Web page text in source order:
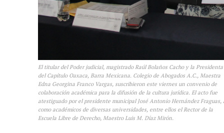
El titular del Poder judicial, magistrado Raúl Bolaños Cacho y la Presidenta
del Capítulo Oaxaca, Barra Mexicana. Colegio de Abogados A.C., Maestra
Edna Georgina Franco Vargas, suscribieron este viernes un convenio de
colaboración académica para la difusión de la cultura jurídica. El acto fue
atestiguado por el presidente municipal José Antonio Hernández Fraguas,
como académicos de diversas universidades, entre ellos el Rector de la
Escuela Libre de Derecho, Maestro Luis M. Díaz Mirón.